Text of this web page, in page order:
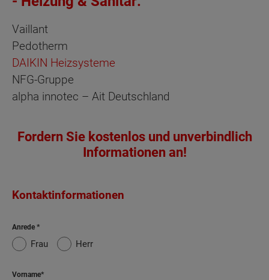
Vaillant
Pedotherm
DAIKIN Heizsysteme
NFG-Gruppe
alpha innotec – Ait Deutschland
Fordern Sie kostenlos und unverbindlich
Informationen an!
Kontaktinformationen
Anrede
Frau Herr
Vorname